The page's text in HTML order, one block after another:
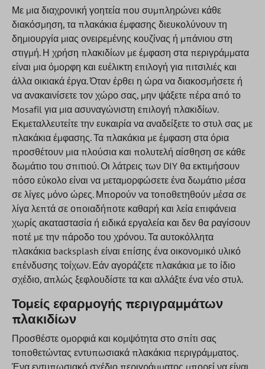
Με μια διαχρονική γοητεία που συμπληρώνει κάθε
διακόσμηση, τα πλακάκια έμφασης διευκολύνουν τη
δημιουργία μιας ονειρεμένης κουζίνας ή μπάνιου στη
στιγμή. Η χρήση πλακιδίων με έμφαση στα περιγράμματα
είναι μια όμορφη και ευέλικτη επιλογή για πιτσιλιές και
άλλα οικιακά έργα. Όταν έρθει η ώρα να διακοσμήσετε ή
να ανακαινίσετε τον χώρο σας, μην ψάξετε πέρα από το
Mosafil για μια ασυναγώνιστη επιλογή πλακιδίων.
Εκμεταλλευτείτε την ευκαιρία να αναδείξετε το στυλ σας με
πλακάκια έμφασης. Τα πλακάκια με έμφαση στα όρια
προσθέτουν μια πλούσια και πολυτελή αίσθηση σε κάθε
δωμάτιο του σπιτιού. Οι λάτρεις των DIY θα εκτιμήσουν
πόσο εύκολο είναι να μεταμορφώσετε ένα δωμάτιο μέσα
σε λίγες μόνο ώρες. Μπορούν να τοποθετηθούν μέσα σε
λίγα λεπτά σε οποιαδήποτε καθαρή και λεία επιφάνεια
χωρίς ακαταστασία ή ειδικά εργαλεία και δεν θα ραγίσουν
ποτέ με την πάροδο του χρόνου. Τα αυτοκόλλητα
πλακάκια backsplash είναι επίσης ένα οικονομικό υλικό
επένδυσης τοίχων. Εάν αγοράζετε πλακάκια με το ίδιο
σχέδιο, απλώς ξεφλουδίστε τα και αλλάξτε ένα νέο στυλ.
Τομείς εφαρμογής περιγραμμάτων
πλακιδίων
Προσθέστε ομορφιά και κομψότητα στο σπίτι σας
τοποθετώντας εντυπωσιακά πλακάκια περιγράμματος.